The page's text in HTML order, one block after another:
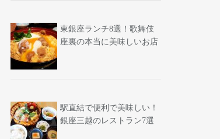
東銀座ランチ8選！歌舞伎
座裏の本当に美味しいお店
駅直結で便利で美味しい！
銀座三越のレストラン7選